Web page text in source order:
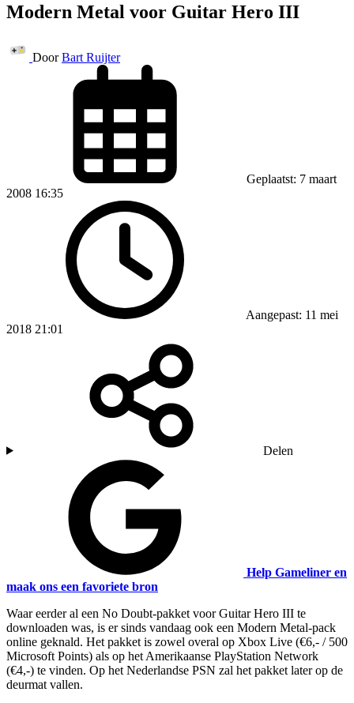
Modern Metal voor Guitar Hero III
Door Bart Ruijter
Geplaatst: 7 maart
2008 16:35
Aangepast: 11 mei
2018 21:01
Delen
Help Gameliner en
maak ons een favoriete bron
Waar eerder al een No Doubt-pakket voor Guitar Hero III te
downloaden was, is er sinds vandaag ook een Modern Metal-pack
online geknald. Het pakket is zowel overal op Xbox Live (€6,- / 500
Microsoft Points) als op het Amerikaanse PlayStation Network
(€4,-) te vinden. Op het Nederlandse PSN zal het pakket later op de
deurmat vallen.